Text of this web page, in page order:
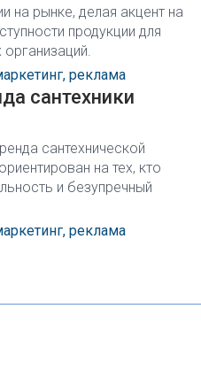
на рынке, делая акцент на
продукции для
реклама
сантехники
сантехнической
на тех, кто
и безупречный
реклама